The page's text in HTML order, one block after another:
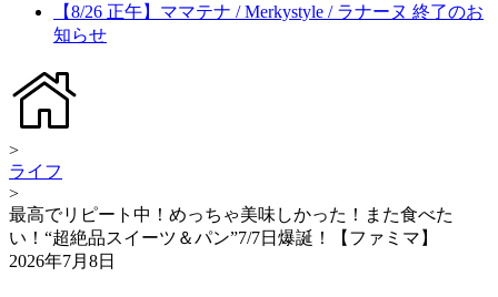
【8/26 正午】ママテナ / Merkystyle / ラナーヌ 終了のお
知らせ
>
ライフ
>
最高でリピート中！めっちゃ美味しかった！また食べた
い！“超絶品スイーツ＆パン”7/7日爆誕！【ファミマ】
2026年7月8日